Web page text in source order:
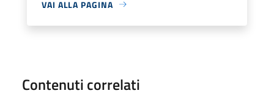
VAI ALLA PAGINA
Contenuti correlati